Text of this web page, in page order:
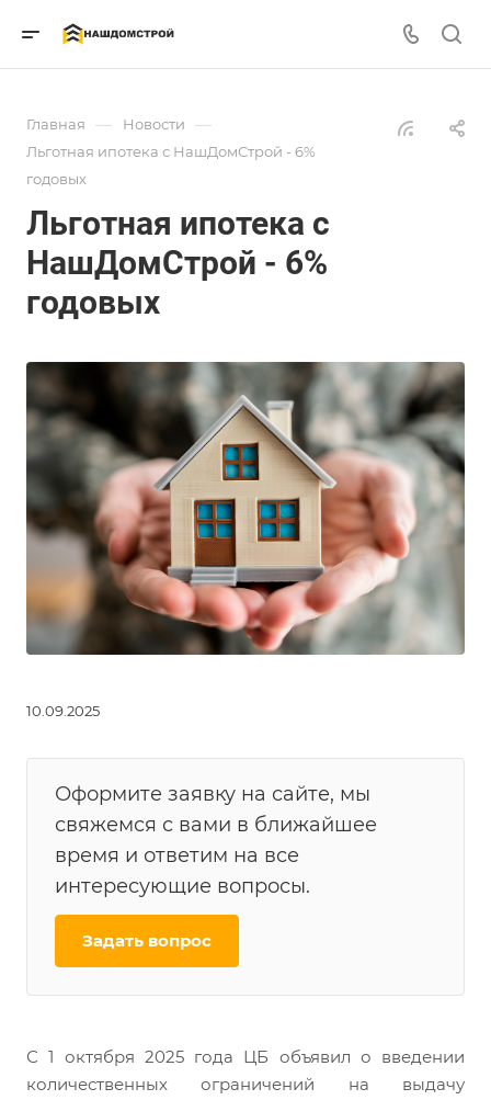
Главная — Новости —
Льготная ипотека с НашДомСтрой - 6%
годовых
Льготная ипотека с
НашДомСтрой - 6%
годовых
10.09.2025
Оформите заявку на сайте, мы
свяжемся с вами в ближайшее
время и ответим на все
интересующие вопросы.
Задать вопрос
С 1 октября 2025 года ЦБ объявил о введении
количественных ограничений на выдачу